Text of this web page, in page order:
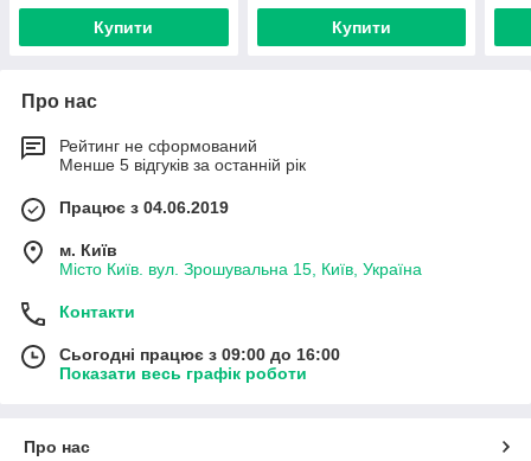
Купити Купити
Про нас
Рейтинг не сформований
Менше 5 відгуків за останній рік
Працює з 04.06.2019
м. Київ
Місто Київ. вул. Зрошувальна 15, Київ, Україна
Контакти
Сьогодні працює з 09:00 до 16:00
Показати весь графік роботи
Про нас